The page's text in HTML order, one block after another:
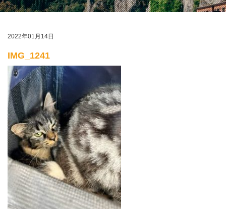
2022年01月14日
IMG_1241